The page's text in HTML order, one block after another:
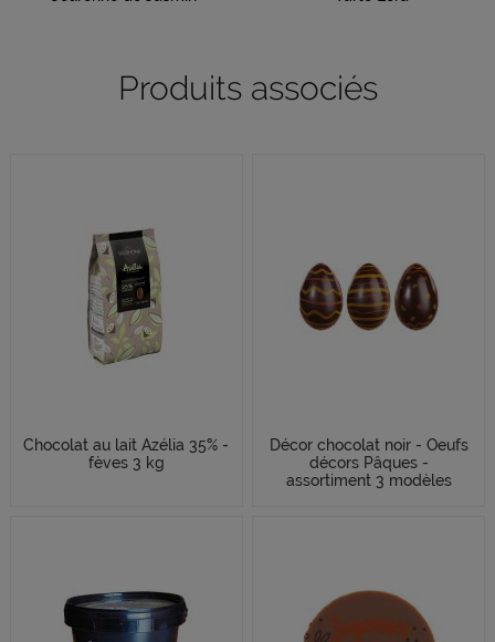
Produits associés
Chocolat au lait Azélia 35% -
fèves 3 kg
Décor chocolat noir - Oeufs
décors Pâques -
assortiment 3 modèles